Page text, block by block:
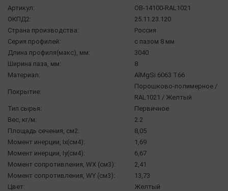
Артикул:
OB-14100-RAL1021
ОКПД2:
25.11.23.120
Страна производства:
Россия
Серия профилей:
с пазом 8 мм
Длина профиля(макс), мм:
3040
Ширина паза, мм:
8
Материал:
AlMgSi 6063 Т66
Покрытие:
Порошково-полимерное /
RAL1021 / Желтый
Тип сырья:
Первичное
Вес, кг/м:
2.2
Площадь сечения, см2:
8,05
Момент инерции, Ix(см4):
1,69
Момент инерции, Iy(см4):
6,67
Момент сопротивления, WX (см3):
2,41
Момент сопротивления, WY (см3):
13,73
Цвет:
Желтый